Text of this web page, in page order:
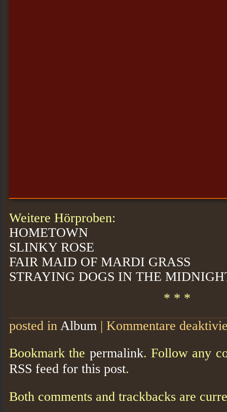
Weitere Hörproben:
HOMETOWN
SLINKY ROSE
FAIR MAID OF MARDI GRASS
STRAYING DOGS IN THE
* * *
posted in Album | Kommentare
Bookmark the permalink. Follow any
RSS feed for this post.
Both comments and trackbacks are